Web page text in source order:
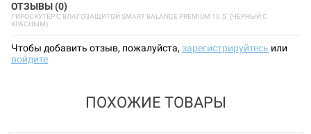
ОТЗЫВЫ (0)
ГИРОСКУТЕР С ВЛАГОЗАЩИТОЙ SMART BALANCE PREMIUM 10.5" (ЧЕРНЫЙ С
КРАСНЫМ)
Чтобы добавить отзыв, пожалуйста, зарегистрируйтесь или
войдите
ПОХОЖИЕ ТОВАРЫ